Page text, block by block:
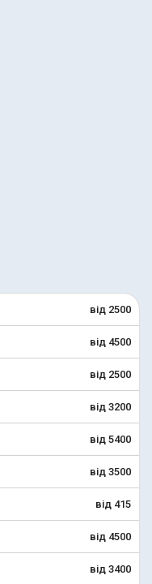
від 2500
від 4500
від 2500
від 3200
від 5400
від 3500
від 415
від 4500
від 3400